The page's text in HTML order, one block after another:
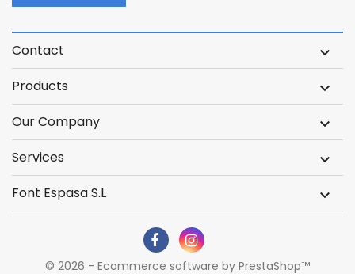
Contact 
Products 
Our Company 
Services 
Font Espasa S.L 
© 2026 - Ecommerce software by PrestaShop™